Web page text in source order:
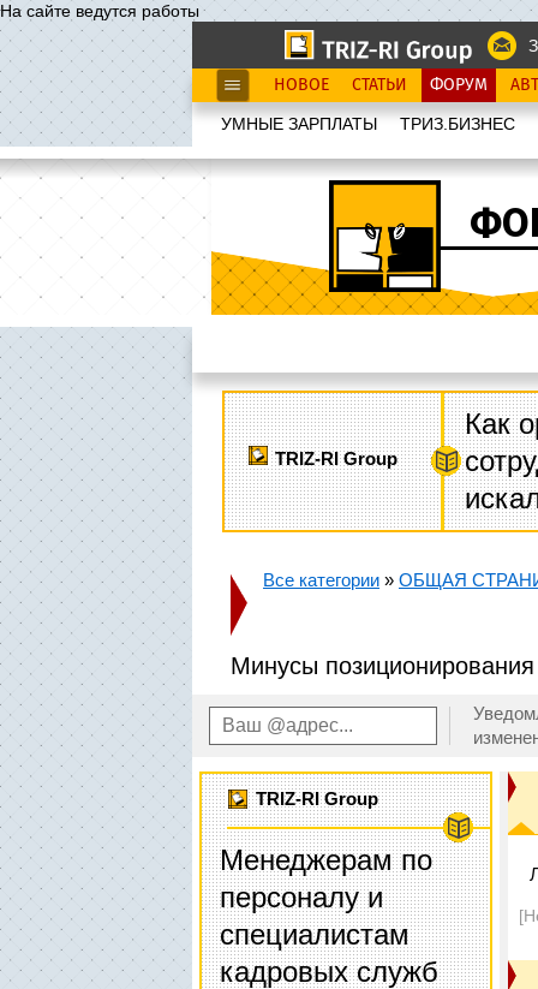
На сайте ведутся работы
НОВОЕ СТАТЬИ ФОРУМ
УМНЫЕ ЗАРПЛАТЫ ТРИЗ.БИЗНЕС
TRIZ-RI Group
Как
Все категории » ОБЩАЯ
Минусы
TRIZ-RI Group
Менеджерам по
персоналу и
специалистам
кадровых служб